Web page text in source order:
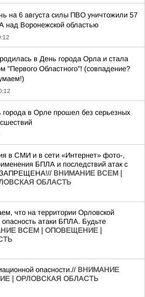
на 6 августа силы ПВО уничтожили 57
над Воронежской областью
в День города Орла и стала
"Первого Областного"! (совпадение?
города в Орле прошел без серьезных
в СМИ и в сети «Интернет» фото-,
БПЛА и последствий атак с
ЗАПРЕЩЕНА!// ВНИМАНИЕ ВСЕМ |
ОБЛАСТЬ
что на территории Орловской
опасность атаки БПЛА. Будьте
ВСЕМ | ОПОВЕЩЕНИЕ |
опасности.// ВНИМАНИЕ
| ОРЛОВСКАЯ ОБЛАСТЬ